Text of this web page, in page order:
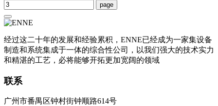
经过这二十年的发展和经验累积，ENNE已经成为一家集设备
制造和系统集成于一体的综合性公司，以我们强大的技术实力
和精湛的工艺，必将能够开拓更加宽阔的领域
联系
广州市番禺区钟村街钟顺路614号